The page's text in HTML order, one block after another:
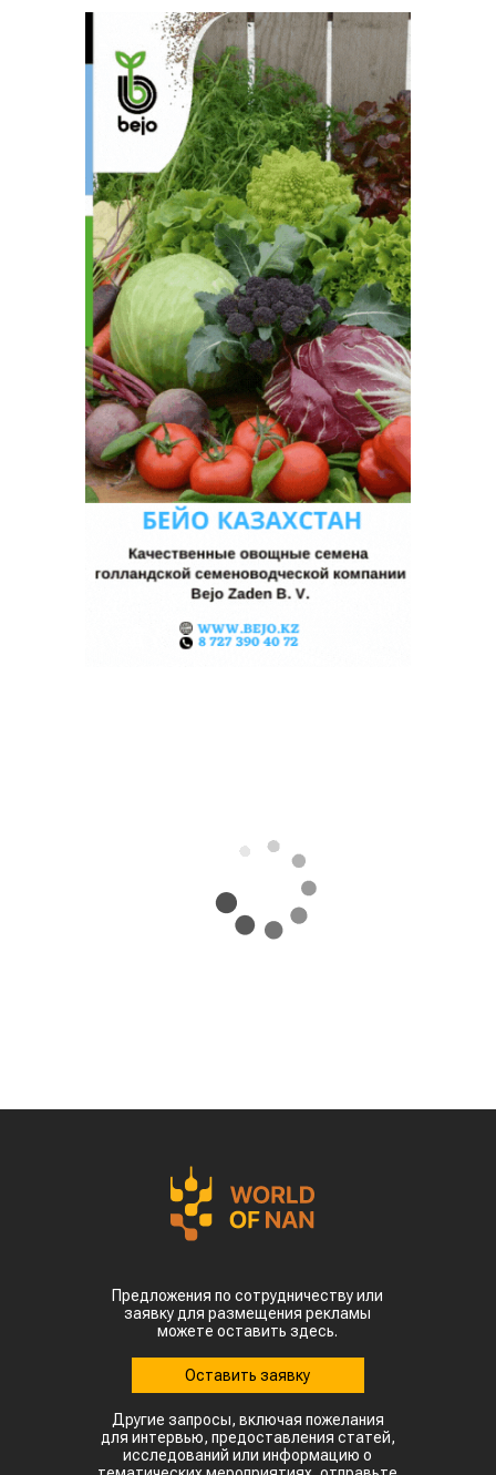
Предложения по сотрудничеству или
заявку для размещения рекламы
можете оставить здесь.
Оставить заявку
Другие запросы, включая пожелания
для интервью, предоставления статей,
исследований или информацию о